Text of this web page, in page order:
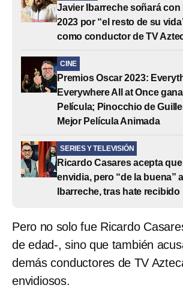
Javier Ibarreche soñará con
2023 por “el resto de su
como conductor de TV
CINE
Premios Oscar 2023:
Everywhere All at Once
Película; Pinocchio de
Mejor Película Animada
SERIES Y TELEVISIÓN
Ricardo Casares acepta
envidia, pero “de la buena”
Ibarreche, tras hate recibido
Pero no solo fue Ricardo
de edad-, sino que también
demás conductores de TV
envidiosos.